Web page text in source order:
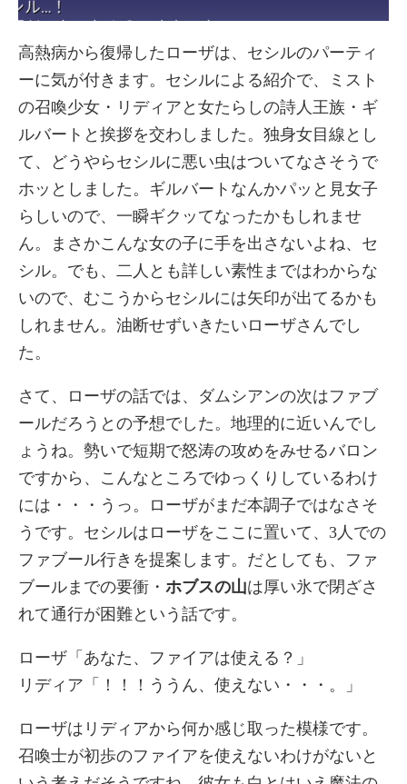
高熱病から復帰したローザは、セシルのパーティ
ーに気が付きます。セシルによる紹介で、ミスト
の召喚少女・リディアと女たらしの詩人王族・ギ
ルバートと挨拶を交わしました。独身女目線とし
て、どうやらセシルに悪い虫はついてなさそうで
ホッとしました。ギルバートなんかパッと見女子
らしいので、一瞬ギクッてなったかもしれませ
ん。まさかこんな女の子に手を出さないよね、セ
シル。でも、二人とも詳しい素性まではわからな
いので、むこうからセシルには矢印が出てるかも
しれません。油断せずいきたいローザさんでし
た。
さて、ローザの話では、ダムシアンの次はファブ
ールだろうとの予想でした。地理的に近いんでし
ょうね。勢いで短期で怒涛の攻めをみせるバロン
ですから、こんなところでゆっくりしているわけ
には・・・うっ。ローザがまだ本調子ではなさそ
うです。セシルはローザをここに置いて、3人での
ファブール行きを提案します。だとしても、ファ
ブールまでの要衝・ ホブスの山は厚い氷で閉ざさ
れて通行が困難という話です。
ローザ「あなた、ファイアは使える？」
リディア「！！！ううん、使えない・・・。」
ローザはリディアから何か感じ取った模様です。
召喚士が初歩のファイアを使えないわけがないと